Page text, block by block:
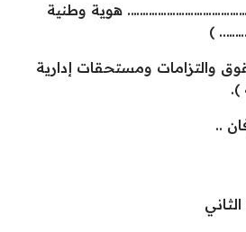
…………………………………. هوية وطنية
)
والتزامات ومستحقات إدارية
).
..